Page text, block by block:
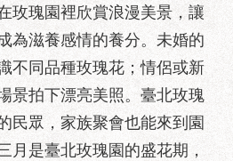
玫瑰園裡欣賞浪漫美景，讓
為滋養感情的養分。未婚的
不同品種玫瑰花；情侶或新
景拍下漂亮美照。臺北玫瑰
民眾，家族聚會也能來到園
月是臺北玫瑰園的盛花期，